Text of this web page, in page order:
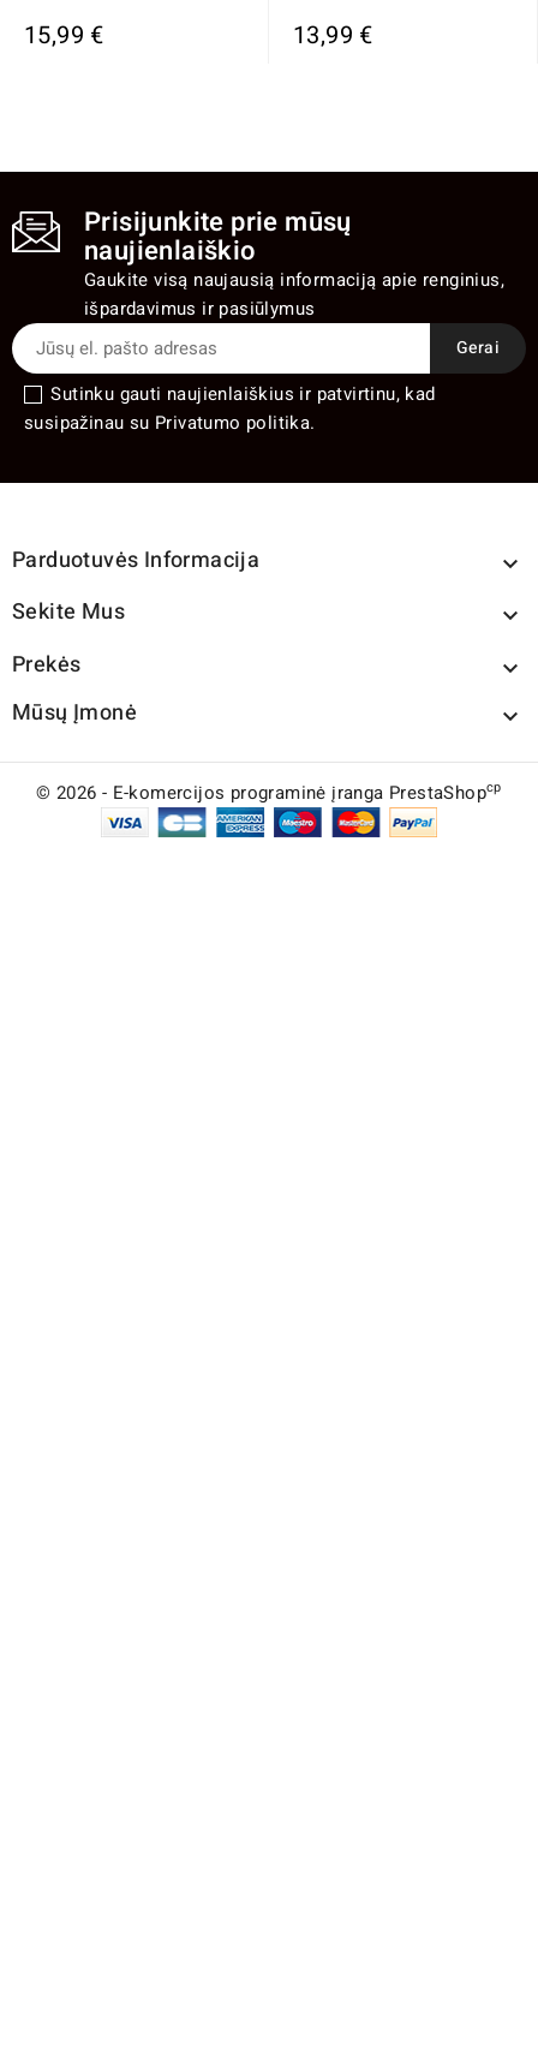
15,99 € 13,99 €
Prisijunkite prie mūsų
naujienlaiškio
Gaukite visą naujausią informaciją apie renginius,
išpardavimus ir pasiūlymus
Sutinku gauti naujienlaiškius ir patvirtinu, kad
susipažinau su Privatumo politika.
Parduotuvės Informacija 
Sekite Mus 
Prekės 
Mūsų Įmonė 
© 2026 - E-komercijos programinė įranga PrestaShopcp